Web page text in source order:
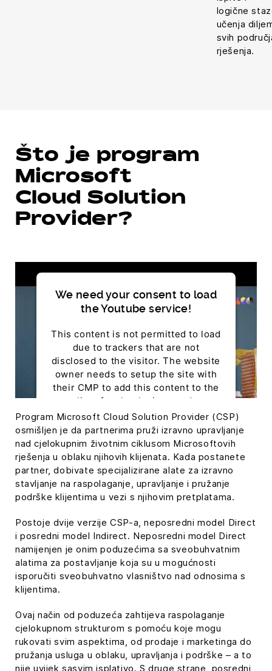
logične
učenja
svih
rješenja.
Što je program
Microsoft
Cloud Solution
Provider?
We need your consent to load
the Youtube service!
This content is not permitted to load
due to trackers that are not
disclosed to the visitor. The website
owner needs to setup the site with
their CMP to add this content to the
list of technologies used.
Powered byUsercentrics Consent
Management Platform
Program Microsoft Cloud Solution Provider (CSP)
osmišljen je da partnerima pruži izravno upravljanje
nad cjelokupnim životnim ciklusom Microsoftovih
rješenja u oblaku njihovih klijenata. Kada postanete
partner, dobivate specijalizirane alate za izravno
stavljanje na raspolaganje, upravljanje i pružanje
podrške klijentima u vezi s njihovim pretplatama.
Postoje dvije verzije CSP-a, neposredni model Direct
i posredni model Indirect. Neposredni model Direct
namijenjen je onim poduzećima sa sveobuhvatnim
alatima za postavljanje koja su u mogućnosti
isporučiti sveobuhvatno vlasništvo nad odnosima s
klijentima.
Ovaj način od poduzeća zahtijeva raspolaganje
cjelokupnom strukturom s pomoću koje mogu
rukovati svim aspektima, od prodaje i marketinga do
pružanja usluga u oblaku, upravljanja i podrške – a to
nije uvijek sasvim isplativo. S druge strane, posredni